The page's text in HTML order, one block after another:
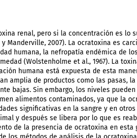
renal, pero si la concentración es lo
Manderville, 2007). La ocratoxina es
humana, la nefropatía endémica de
(Wolstenholme et al., 1967). La
humana está expuesta de esta
amplia de productos como las pasas,
bajas. Sin embargo, los niveles
alimentos contaminados, ya que la
significativas en la sangre y en
y después se libera por lo que es
de la presencia de ocratoxina en